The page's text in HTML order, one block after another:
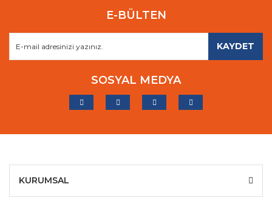
E-BÜLTEN
KAYDET
SOSYAL MEDYA
KURUMSAL